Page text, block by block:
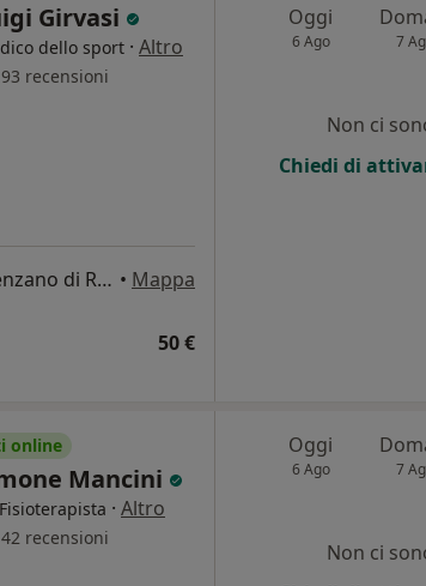
Girvasi
dello sport · Altro
93 recensioni
Via Bruno Annarumi, 21, Genzano di Roma • Mappa
50 €
Oggi
6 Ago 7
Non ci
Chiedi di
online
Mancini
· Altro
42 recensioni
Oggi
6 Ago 7
Non ci